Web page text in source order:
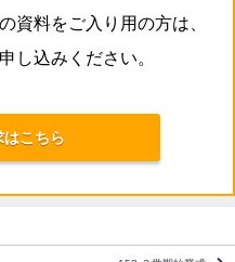
資料をご入り用の方は、
し込みください。
はこちら